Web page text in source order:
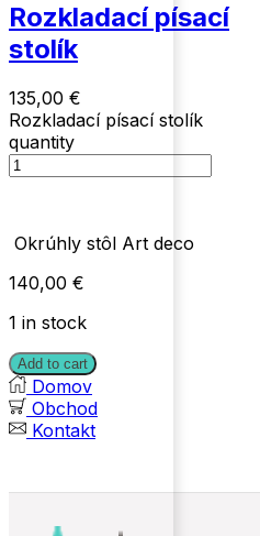
Rozkladací písací
stolík
135,00 €
Rozkladací písací stolík
quantity
Okrúhly stôl Art deco
140,00 €
1 in stock
Add to cart
Domov
Obchod
Kontakt